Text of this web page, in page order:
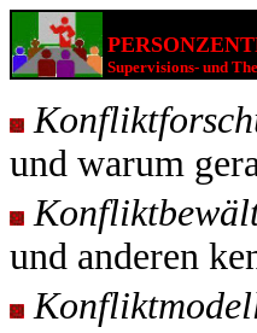
Supervisions- und
und warum
und anderen